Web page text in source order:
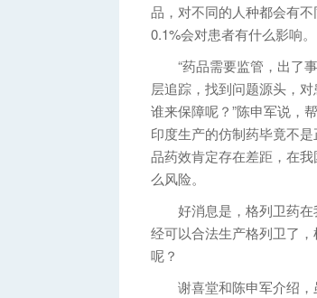
品，对不同的人种都会有
0.1%会对患者有什么影响。
“药品需要监管，出了事
层追踪，找到问题源头，
谁来保障呢？”陈申军说，
印度生产的仿制药毕竟不
品药效肯定存在差距，在
么风险。
好消息是，格列卫药在
经可以合法生产格列卫了
呢？
谢喜堂和陈申军介绍，